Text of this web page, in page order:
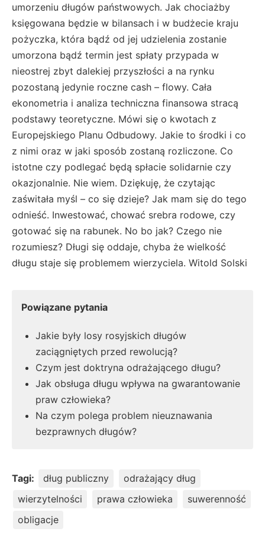
umorzeniu długów państwowych. Jak chociażby
księgowana będzie w bilansach i w budżecie kraju
pożyczka, która bądź od jej udzielenia zostanie
umorzona bądź termin jest spłaty przypada w
nieostrej zbyt dalekiej przyszłości a na rynku
pozostaną jedynie roczne cash – flowy. Cała
ekonometria i analiza techniczna finansowa stracą
podstawy teoretyczne. Mówi się o kwotach z
Europejskiego Planu Odbudowy. Jakie to środki i co
z nimi oraz w jaki sposób zostaną rozliczone. Co
istotne czy podlegać będą spłacie solidarnie czy
okazjonalnie. Nie wiem. Dziękuję, że czytając
zaświtała myśl – co się dzieje? Jak mam się do tego
odnieść. Inwestować, chować srebra rodowe, czy
gotować się na rabunek. No bo jak? Czego nie
rozumiesz? Długi się oddaje, chyba że wielkość
długu staje się problemem wierzyciela. Witold Solski
Powiązane pytania
Jakie były losy rosyjskich długów
zaciągniętych przed rewolucją?
Czym jest doktryna odrażającego długu?
Jak obsługa długu wpływa na gwarantowanie
praw człowieka?
Na czym polega problem nieuznawania
bezprawnych długów?
Tagi: dług publiczny
odrażający dług
wierzytelności
prawa człowieka
suwerenność
obligacje